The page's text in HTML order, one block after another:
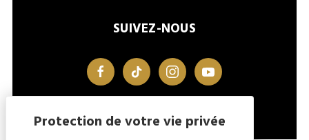
SUIVEZ-NOUS
facebooktiktok instagramyoutube